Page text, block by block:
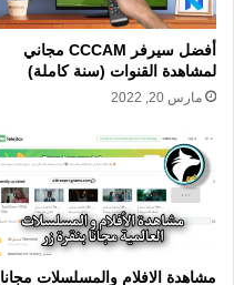
أفضل سيرفر CCCAM مجاني
لمشاهدة القنوات (سنة كاملة)
مارس 20, 2022
مشاهدة الافلام والمسلسلات مجانا